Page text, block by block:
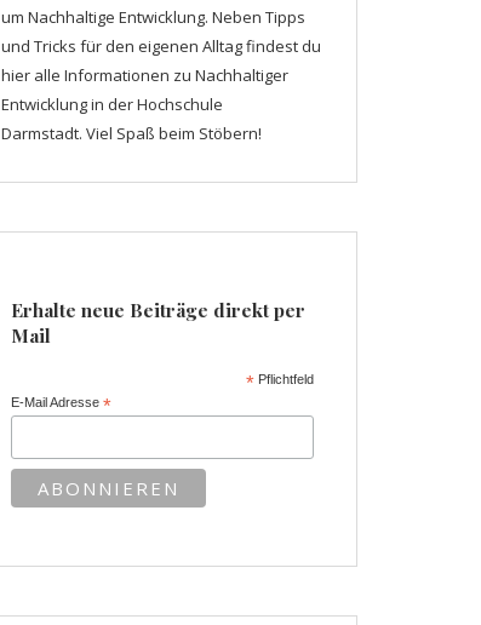
um Nachhaltige Entwicklung. Neben Tipps
und Tricks für den eigenen Alltag findest du
hier alle Informationen zu Nachhaltiger
Entwicklung in der Hochschule
Darmstadt. Viel Spaß beim Stöbern!
Erhalte neue Beiträge direkt per
Mail
*Pflichtfeld
E-Mail Adresse*